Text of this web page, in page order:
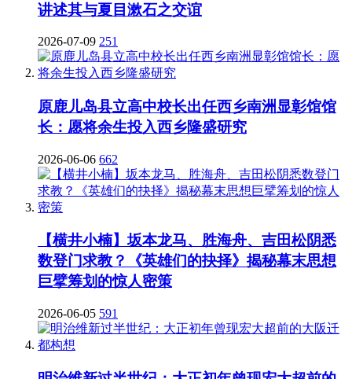
讲述其与夏目漱石之交谊
2026-07-09 251
原鹿儿岛县立高中校长出任西乡南洲显彰馆馆
长：愿将余生投入西乡隆盛研究
2026-06-06 662
【横井小楠】坂本龙马、胜海舟、吉田松阴悉
数登门求教？《英雄们的抉择》揭秘幕末思想
巨擘筹划的惊人密策
2026-06-05 591